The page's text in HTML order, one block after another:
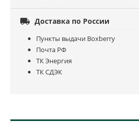
 Доставка по России
Пункты выдачи Boxberry
Почта РФ
ТК Энергия
ТК СДЭК